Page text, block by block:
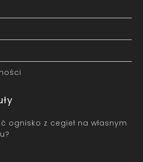
ognisko z cegieł na własnym